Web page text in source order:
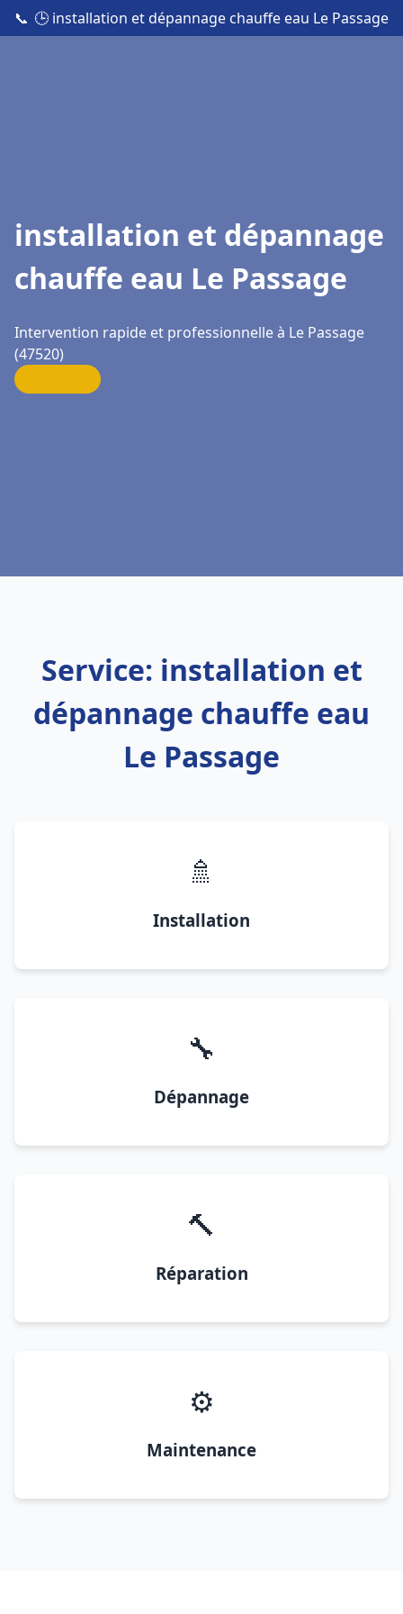
📞 🕒 installation et dépannage chauffe eau Le Passage
installation et dépannage
chauffe eau Le Passage
Intervention rapide et professionnelle à Le Passage
(47520)
Service: installation et
dépannage chauffe eau
Le Passage
🚿
Installation
🔧
Dépannage
🔨
Réparation
⚙️
Maintenance